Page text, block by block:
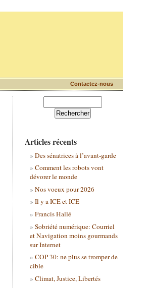
Contactez-nous
Articles récents
Des sénatrices à l’avant-garde
Comment les robots vont
dévorer le monde
Nos voeux pour 2026
Il y a ICE et ICE
Francis Hallé
Sobriété numérique: Courriel
et Navigation moins gourmands
sur Internet
COP 30: ne plus se tromper de
cible
Climat, Justice, Libertés